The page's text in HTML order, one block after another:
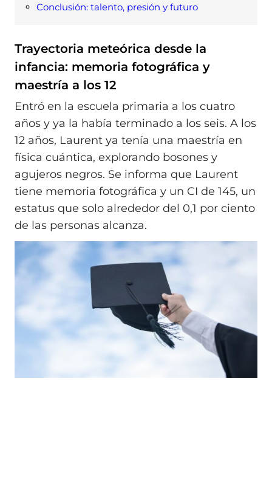
Conclusión: talento, presión y futuro
Trayectoria meteórica desde la
infancia: memoria fotográfica y
maestría a los 12
Entró en la escuela primaria a los cuatro
años y ya la había terminado a los seis. A los
12 años, Laurent ya tenía una maestría en
física cuántica, explorando bosones y
agujeros negros. Se informa que Laurent
tiene memoria fotográfica y un CI de 145, un
estatus que solo alrededor del 0,1 por ciento
de las personas alcanza.